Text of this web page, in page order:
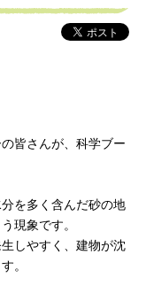
皆さんが、科学ブー
を多く含んだ砂の地
現象です。
しやすく、建物が沈
。